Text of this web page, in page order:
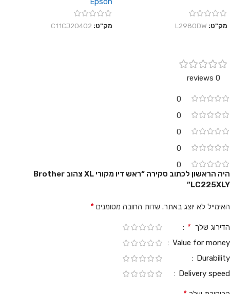
מק"ט: L2980DW מק"ט: C11CJ20402
0 reviews
0
0
0
0
0
היה הראשון לכתוב סקירה “ראש דיו מקורי XL צהוב Brother
LC225XLY”
האימייל לא יוצג באתר. שדות החובה מסומנים *
הדירוג שלך *
Value for money
Durability
Delivery speed